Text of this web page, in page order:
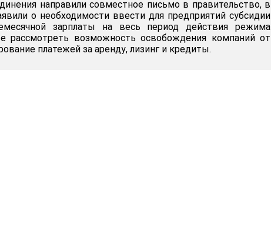
направили совместное письмо в правительство, в
о необходимости ввести для предприятий субсидии
зарплаты на весь период действия режима
рассмотреть возможность освобождения компаний от
платежей за аренду, лизинг и кредиты.